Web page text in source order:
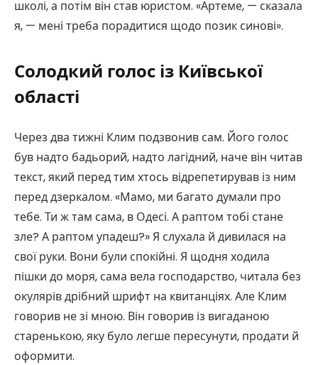
школі, а потім він став юристом. «Артеме, — сказала
я, — мені треба порадитися щодо позик синові».
Солодкий голос із Київської
області
Через два тижні Клим подзвонив сам. Його голос
був надто бадьорий, надто лагідний, наче він читав
текст, який перед тим хтось відрепетирував із ним
перед дзеркалом. «Мамо, ми багато думали про
тебе. Ти ж там сама, в Одесі. А раптом тобі стане
зле? А раптом упадеш?» Я слухала й дивилася на
свої руки. Вони були спокійні. Я щодня ходила
пішки до моря, сама вела господарство, читала без
окулярів дрібний шрифт на квитанціях. Але Клим
говорив не зі мною. Він говорив із вигаданою
старенькою, яку було легше пересунути, продати й
оформити.